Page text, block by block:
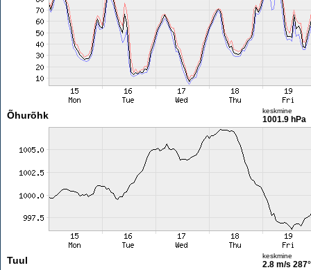
Õhurõhk keskmine
1001.9 hPa
Tuul keskmine
2.8 m/s 287°